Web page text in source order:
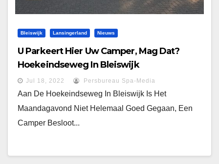
Bleiswijk Lansingerland Nieuws
U Parkeert Hier Uw Camper, Mag Dat?
Hoekeindseweg In Bleiswijk
Jul 18, 2022 Persbureau Spa-Media
Aan De Hoekeindseweg In Bleiswijk Is Het
Maandagavond Niet Helemaal Goed Gegaan, Een
Camper Besloot...